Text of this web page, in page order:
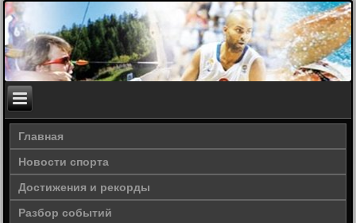
Главная
Новости спорта
Достижения и рекорды
Разбор событий